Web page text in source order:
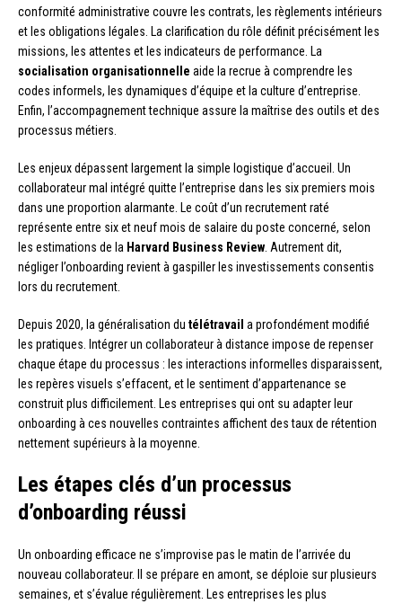
conformité administrative couvre les contrats, les règlements intérieurs
et les obligations légales. La clarification du rôle définit précisément les
missions, les attentes et les indicateurs de performance. La
socialisation organisationnelle aide la recrue à comprendre les
codes informels, les dynamiques d’équipe et la culture d’entreprise.
Enfin, l’accompagnement technique assure la maîtrise des outils et des
processus métiers.
Les enjeux dépassent largement la simple logistique d’accueil. Un
collaborateur mal intégré quitte l’entreprise dans les six premiers mois
dans une proportion alarmante. Le coût d’un recrutement raté
représente entre six et neuf mois de salaire du poste concerné, selon
les estimations de la Harvard Business Review . Autrement dit,
négliger l’onboarding revient à gaspiller les investissements consentis
lors du recrutement.
Depuis 2020, la généralisation du télétravail a profondément modifié
les pratiques. Intégrer un collaborateur à distance impose de repenser
chaque étape du processus : les interactions informelles disparaissent,
les repères visuels s’effacent, et le sentiment d’appartenance se
construit plus difficilement. Les entreprises qui ont su adapter leur
onboarding à ces nouvelles contraintes affichent des taux de rétention
nettement supérieurs à la moyenne.
Les étapes clés d’un processus
d’onboarding réussi
Un onboarding efficace ne s’improvise pas le matin de l’arrivée du
nouveau collaborateur. Il se prépare en amont, se déploie sur plusieurs
semaines, et s’évalue régulièrement. Les entreprises les plus